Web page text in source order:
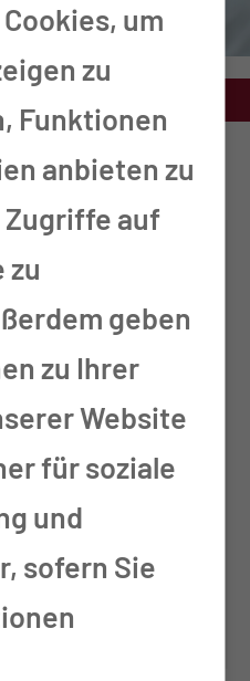
MUL - CT
um
zu
Funktionen
anbieten zu
Zugriffe auf
zu
geben
zu Ihrer
Website
für soziale
und
sofern Sie